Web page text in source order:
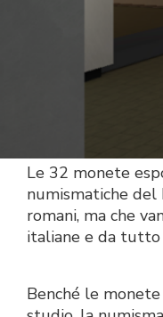
Le 32 monete
numismatiche del
romani, ma che
italiane e da tutto
Benché le